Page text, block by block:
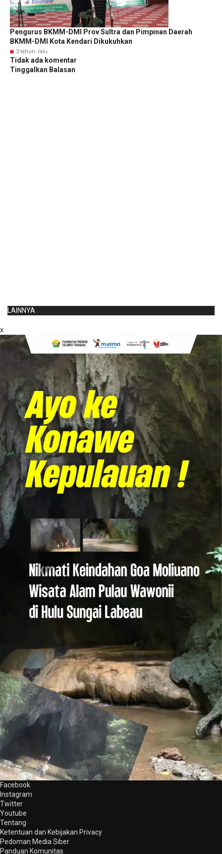
Pengurus BKMM-DMI Prov Sultra dan Pimpinan Daerah
BKMM-DMI Kota Kendari Dikukuhkan
3 tahun lalu
Tidak ada komentar
Tinggalkan Balasan
LAINNYA
x
Facebook
Instagram
Twitter
Youtube
Tentang
Ketentuan dan Kebijakan Privacy
Pedoman Media Siber
Panduan Komunitas